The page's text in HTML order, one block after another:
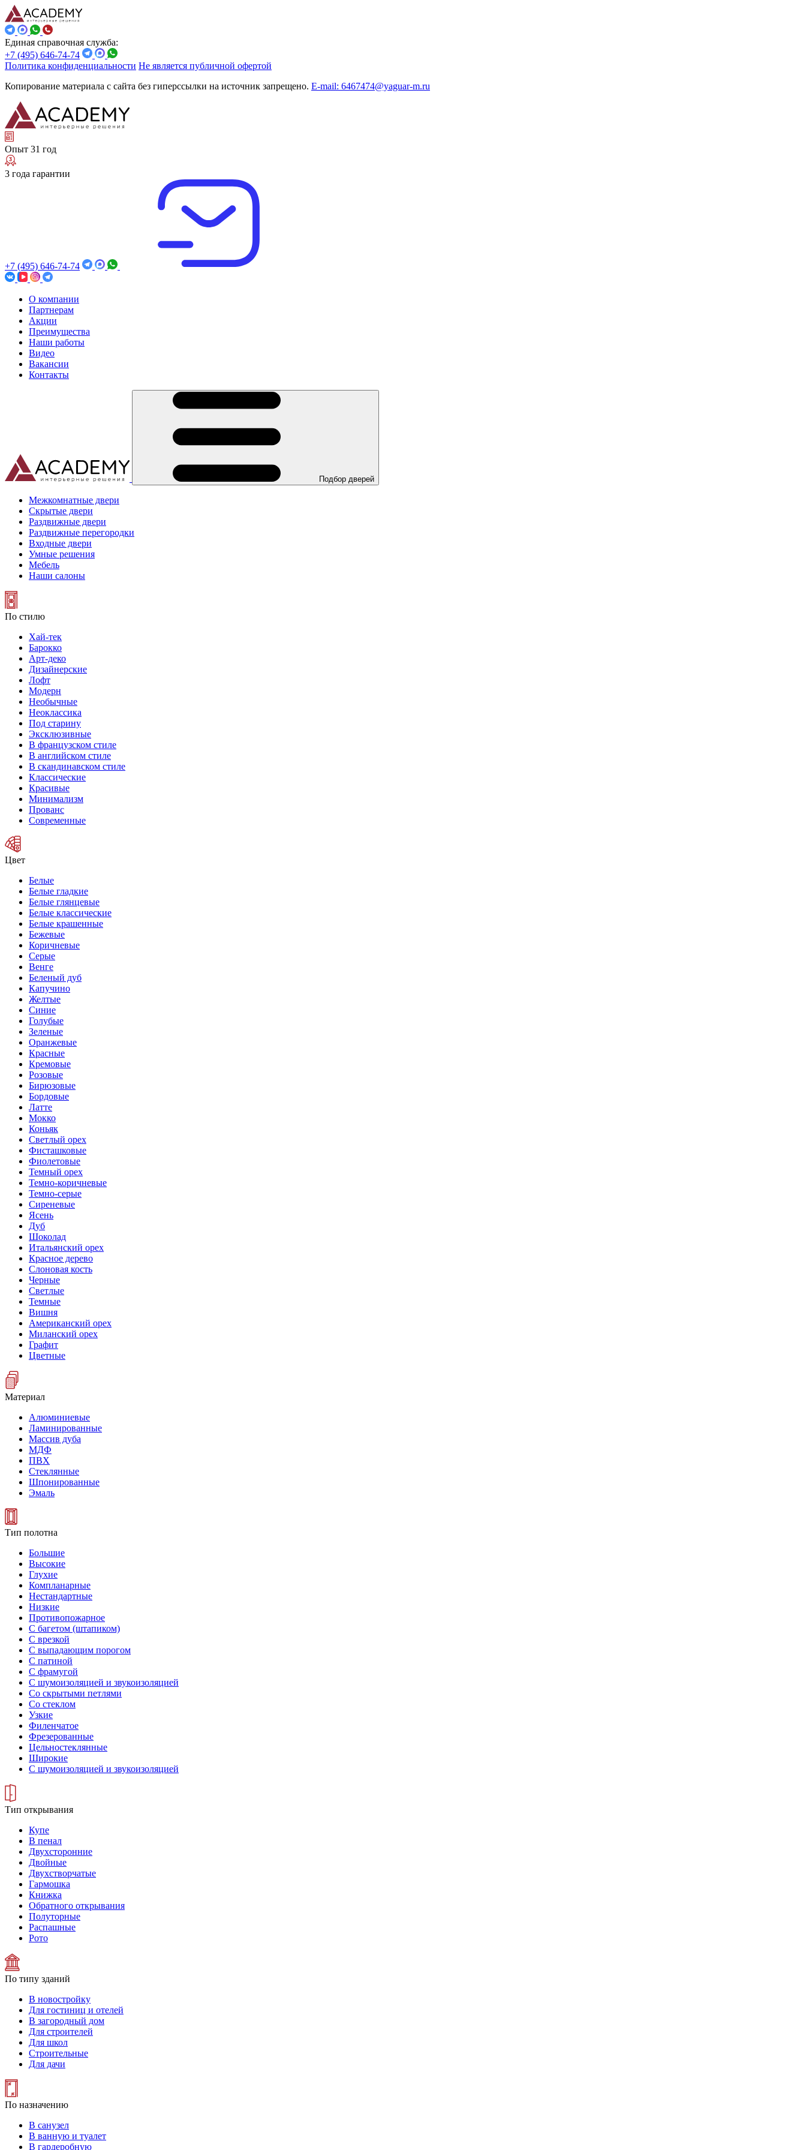
Единая справочная служба:
+7 (495) 646-74-74
Политика конфиденциальности Не является публичной офертой
Копирование материала с сайта без гиперссылки на источник запрещено. E-mail: 6467474@yaguar-m.ru
Опыт 31 год
3 года гарантии
+7 (495) 646-74-74
О компании
Партнерам
Акции
Преимущества
Наши работы
Видео
Вакансии
Контакты
Подбор дверей
Межкомнатные двери
Скрытые двери
Раздвижные двери
Раздвижные перегородки
Входные двери
Умные решения
Мебель
Наши салоны
По стилю
Хай-тек
Барокко
Арт-деко
Дизайнерские
Лофт
Модерн
Необычные
Неоклассика
Под старину
Эксклюзивные
В французском стиле
В английском стиле
В скандинавском стиле
Классические
Красивые
Минимализм
Прованс
Современные
Цвет
Белые
Белые гладкие
Белые глянцевые
Белые классические
Белые крашенные
Бежевые
Коричневые
Серые
Венге
Беленый дуб
Капучино
Желтые
Синие
Голубые
Зеленые
Оранжевые
Красные
Кремовые
Розовые
Бирюзовые
Бордовые
Латте
Мокко
Коньяк
Светлый орех
Фисташковые
Фиолетовые
Темный орех
Темно-коричневые
Темно-серые
Сиреневые
Ясень
Дуб
Шоколад
Итальянский орех
Красное дерево
Слоновая кость
Черные
Светлые
Темные
Вишня
Американский орех
Миланский орех
Графит
Цветные
Материал
Алюминиевые
Ламинированные
Массив дуба
МДФ
ПВХ
Стеклянные
Шпонированные
Эмаль
Тип полотна
Большие
Высокие
Глухие
Компланарные
Нестандартные
Низкие
Противопожарное
С багетом (штапиком)
С врезкой
С выпадающим порогом
С патиной
С фрамугой
С шумоизоляцией и звукоизоляцией
Со скрытыми петлями
Со стеклом
Узкие
Филенчатое
Фрезерованные
Цельностеклянные
Широкие
С шумоизоляцией и звукоизоляцией
Тип открывания
Купе
В пенал
Двухсторонние
Двойные
Двухстворчатые
Гармошка
Книжка
Обратного открывания
Полуторные
Распашные
Рото
По типу зданий
В новостройку
Для гостиниц и отелей
В загородный дом
Для строителей
Для школ
Строительные
Для дачи
По назначению
В санузел
В ванную и туалет
В гардеробную